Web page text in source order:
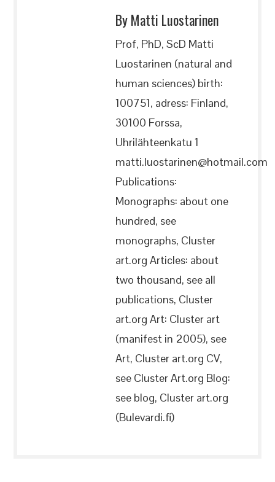
By Matti Luostarinen
Prof, PhD, ScD Matti
Luostarinen (natural and
human sciences) birth:
100751, adress: Finland,
30100 Forssa,
Uhrilähteenkatu 1
matti.luostarinen@hotmail.com
Publications:
Monographs: about one
hundred, see
monographs, Cluster
art.org Articles: about
two thousand, see all
publications, Cluster
art.org Art: Cluster art
(manifest in 2005), see
Art, Cluster art.org CV,
see Cluster Art.org Blog:
see blog, Cluster art.org
(Bulevardi.fi)